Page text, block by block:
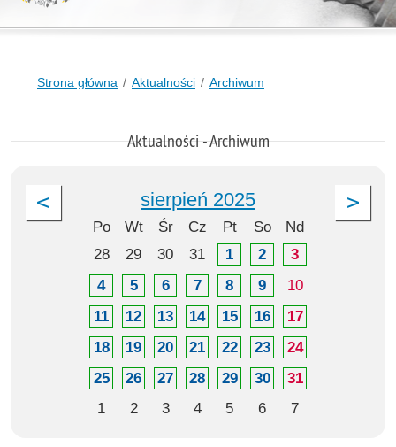
Strona główna Aktualności Archiwum
Aktualności - Archiwum
sierpień 2025
Po Wt Śr Cz Pt So
Nd
28
29 30 31 1 2
3
4
5 6 7 8 9
10
11
12 13 14 15 16
17
18
19 20 21 22 23
24
25
26 27 28 29 30
31
1
2 3 4 5 6 7